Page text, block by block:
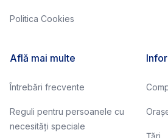
Politica Cookies
Află mai multe
Întrebări frecvente
Reguli pentru persoanele cu
necesități speciale
Țări